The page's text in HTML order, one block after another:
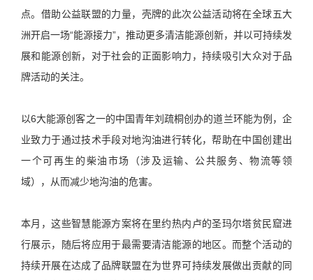
点。借助公益联盟的力量，壳牌的此次公益活动将在全球五大
洲开启一场“能源接力”，推动更多清洁能源创新，并以可持续发
展和能源创新，对于社会的正面影响力，持续吸引大众对于品
牌活动的关注。
以6大能源创客之一的中国青年刘疏桐创办的道兰环能为例，企
业致力于通过技术手段对地沟油进行转化，帮助在中国创建出
一个可再生的柴油市场（涉及运输、公共服务、物流等领
域），从而减少地沟油的危害。
本月，这些智慧能源方案将在里约热内卢的圣玛尔塔贫民窟进
行展示，随后将应用于最需要清洁能源的地区。而整个活动的
持续开展在达成了品牌联盟在为世界可持续发展做出贡献的同